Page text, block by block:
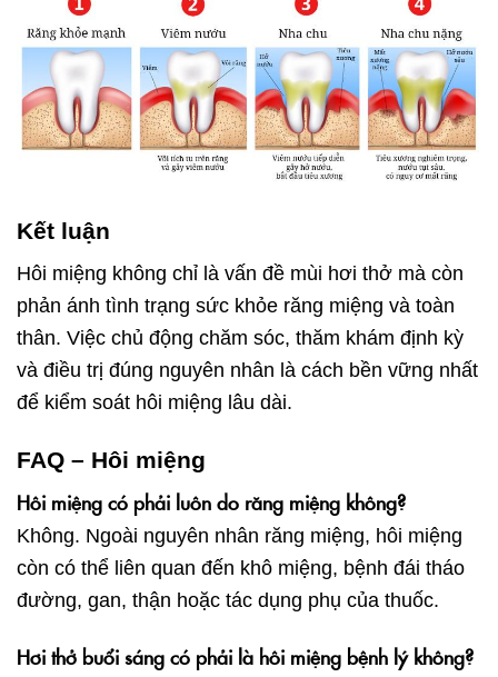
Kết luận
Hôi miệng không chỉ là vấn đề mùi hơi thở mà còn
phản ánh tình trạng sức khỏe răng miệng và toàn
thân. Việc chủ động chăm sóc, thăm khám định kỳ
và điều trị đúng nguyên nhân là cách bền vững nhất
để kiểm soát hôi miệng lâu dài.
FAQ – Hôi miệng
Hôi miệng có phải luôn do răng miệng không?
Không. Ngoài nguyên nhân răng miệng, hôi miệng
còn có thể liên quan đến khô miệng, bệnh đái tháo
đường, gan, thận hoặc tác dụng phụ của thuốc.
Hơi thở buổi sáng có phải là hôi miệng bệnh lý không?